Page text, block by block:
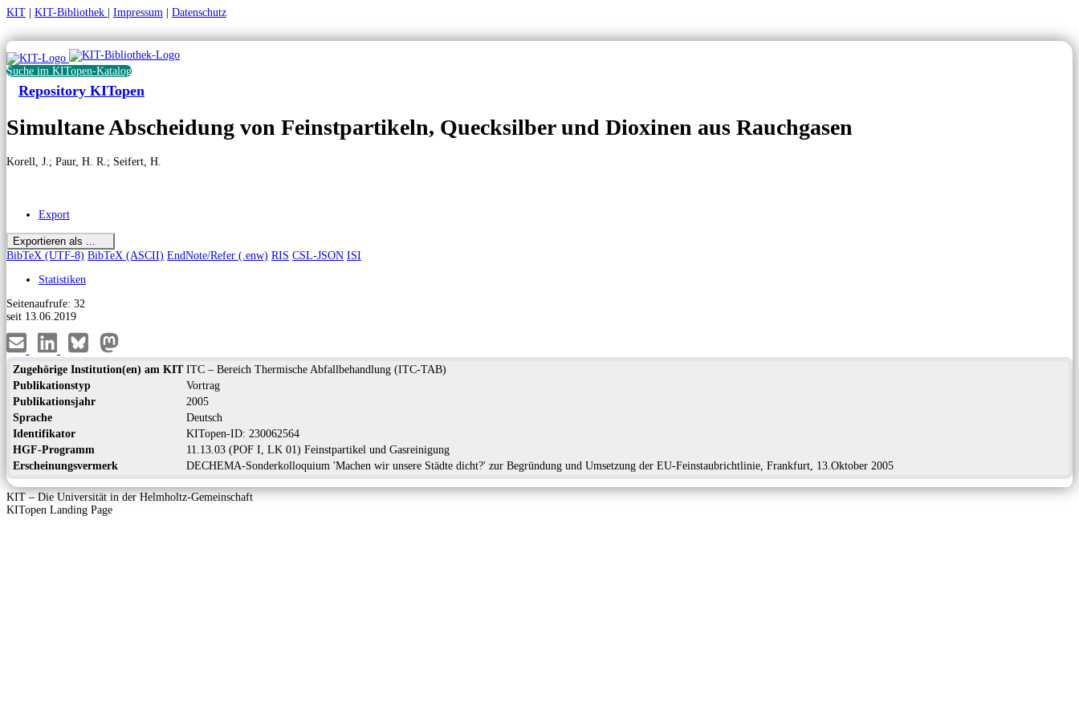
KIT KIT-Bibliothek Impressum Datenschutz
Suche im KITopen-Katalog
Repository KITopen
Simultane Abscheidung von Feinstpartikeln, Quecksilber und Dioxinen aus Rauchgasen
Korell, J. ; Paur, H. R. ; Seifert, H.
Export
Exportieren als ...
BibTeX (UTF-8) BibTeX (ASCII) EndNote/Refer (.enw) RIS CSL-JSON ISI
Statistiken
Seitenaufrufe: 32
seit 13.06.2019
Zugehörige Institution(en) am KIT ITC – Bereich Thermische Abfallbehandlung (ITC-TAB)
Publikationstyp
Vortrag
Publikationsjahr
2005
Sprache
Deutsch
Identifikator
KITopen-ID: 230062564
HGF-Programm
11.13.03 (POF I, LK 01) Feinstpartikel und Gasreinigung
Erscheinungsvermerk
DECHEMA-Sonderkolloquium 'Machen wir unsere Städte dicht?' zur Begründung und Umsetzung der EU-Feinstaubrichtlinie, Frankfurt, 13.Oktober 2005
KIT – Die Universität in der Helmholtz-Gemeinschaft
KITopen Landing Page